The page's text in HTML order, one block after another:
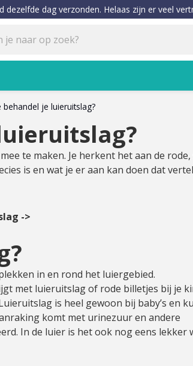
dag verzonden. Helaas zijn er veel
behandel je luieruitslag?
te maken. Je herkent het aan de rode,
is en wat je er aan kan doen dat
->
in en rond het luiergebied.
met luieruitslag of rode billetjes bij je
is heel gewoon bij baby’s en
komt met urinezuur en andere
In de luier is het ook nog eens lekker